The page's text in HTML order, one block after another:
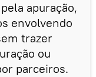
apuração,
envolvendo
trazer
ou
parceiros.